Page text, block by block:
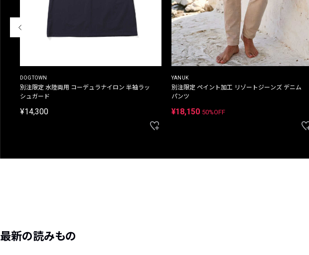
DOGTOWN
別注限定 水陸両用 コーデュラナイロン 半袖ラッ
シュガード
¥14,300
YANUK
別注限定 ペイント加工 リゾートジーンズ デニム
パンツ
¥18,150 50%OFF
最新の読みもの